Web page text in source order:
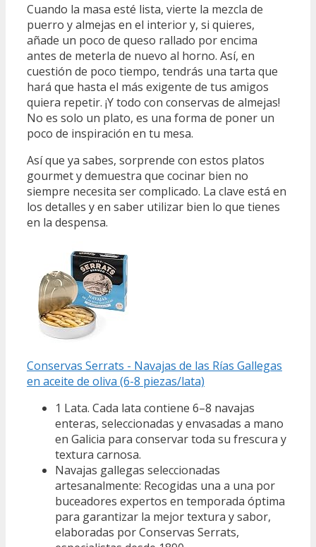
Cuando la masa esté lista, vierte la mezcla de
puerro y almejas en el interior y, si quieres,
añade un poco de queso rallado por encima
antes de meterla de nuevo al horno. Así, en
cuestión de poco tiempo, tendrás una tarta que
hará que hasta el más exigente de tus amigos
quiera repetir. ¡Y todo con conservas de almejas!
No es solo un plato, es una forma de poner un
poco de inspiración en tu mesa.
Así que ya sabes, sorprende con estos platos
gourmet y demuestra que cocinar bien no
siempre necesita ser complicado. La clave está en
los detalles y en saber utilizar bien lo que tienes
en la despensa.
Conservas Serrats - Navajas de las Rías Gallegas
en aceite de oliva (6-8 piezas/lata)
1 Lata. Cada lata contiene 6–8 navajas
enteras, seleccionadas y envasadas a mano
en Galicia para conservar toda su frescura y
textura carnosa.
Navajas gallegas seleccionadas
artesanalmente: Recogidas una a una por
buceadores expertos en temporada óptima
para garantizar la mejor textura y sabor,
elaboradas por Conservas Serrats,